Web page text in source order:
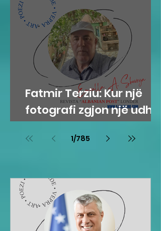
Fatmir Terziu: Kur një
fotografi zgjon një udhë
tradite që vjen prej
shekujsh në vendlindje
1/785